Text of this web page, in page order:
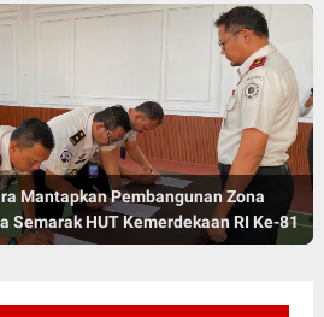
Mantapkan Pembangunan Zona
Semarak HUT Kemerdekaan RI Ke-81
RI Ke-81, Rutan Kelas IIB
Pedoman Kegiatan Secara Virtual